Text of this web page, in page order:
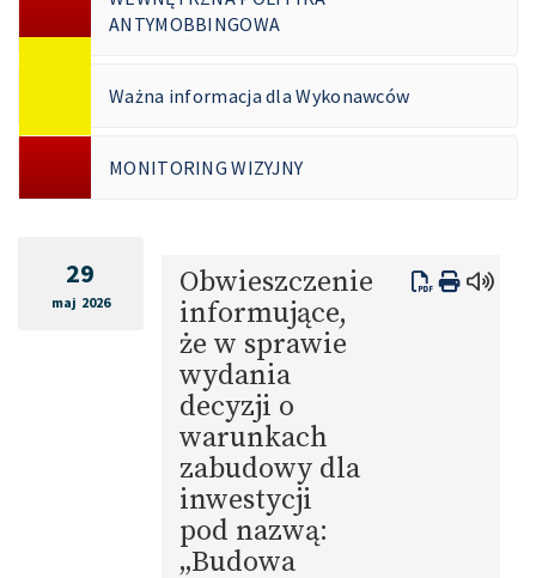
ANTYMOBBINGOWA
Ważna informacja dla Wykonawców
MONITORING WIZYJNY
29
maj 2026
Obwieszczenie
informujące,
że w sprawie
wydania
decyzji o
warunkach
zabudowy dla
inwestycji
pod nazwą:
„Budowa